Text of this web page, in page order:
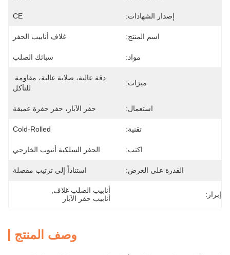
إصدار الشهادات: CE
اسم المنتج: غلاف أنابيب الحفر
مواد: سبائك الصلب
ميزات:
للتآكل
استعمال: حفر الآبار، حفر حفرة عميقة
تقنية: Cold-Rolled
اكتب: الحفر السلكية أنبوب الخارجي
القدرة على العرض: استناداً إلى ترتيب مفصلة
إبراز: أنابيب الصلب غلاف
أنابيب حفر الآبار
وصف المنتج